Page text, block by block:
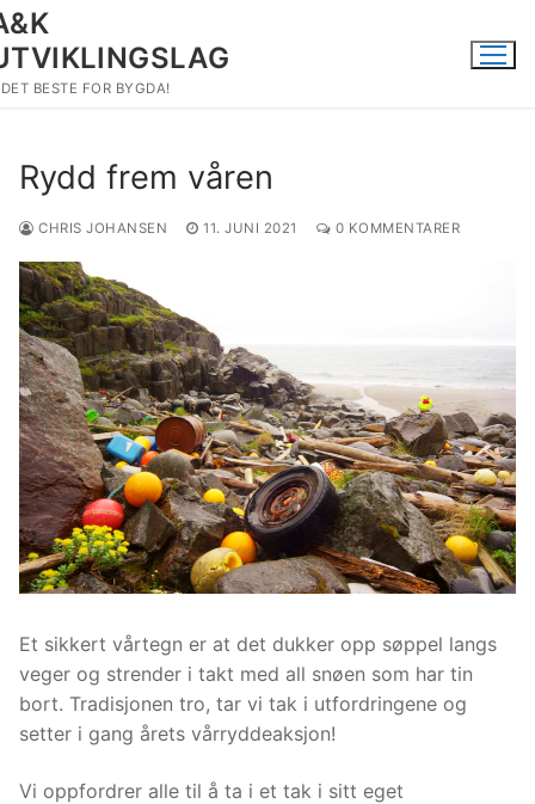
Hopp
til
innholdet
BESTE FOR BYGDA!
Rydd frem våren
CHRIS JOHANSEN 11. JUNI 2021 0 KOMMENTARER
Et sikkert vårtegn er at det dukker opp søppel langs
veger og strender i takt med all snøen som har tin
bort. Tradisjonen tro, tar vi tak i utfordringene og
setter i gang årets vårryddeaksjon!
Vi oppfordrer alle til å ta i et tak i sitt eget